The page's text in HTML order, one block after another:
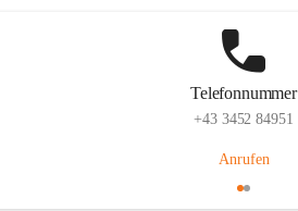
Telefonnummer
+43 3452 84951
Anrufen